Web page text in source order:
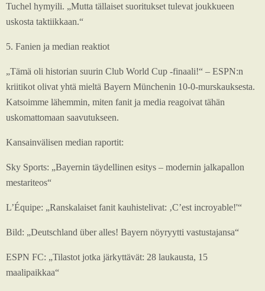
Tuchel hymyili. „Mutta tällaiset suoritukset tulevat joukkueen
uskosta taktiikkaan.“
5. Fanien ja median reaktiot
„Tämä oli historian suurin Club World Cup -finaali!“ – ESPN:n
kriitikot olivat yhtä mieltä Bayern Münchenin 10-0-murskauksesta.
Katsoimme lähemmin, miten fanit ja media reagoivat tähän
uskomattomaan saavutukseen.
Kansainvälisen median raportit:
Sky Sports: „Bayernin täydellinen esitys – modernin jalkapallon
mestariteos“
L’Équipe: „Ranskalaiset fanit kauhistelivat: ‚C’est incroyable!'“
Bild: „Deutschland über alles! Bayern nöyryytti vastustajansa“
ESPN FC: „Tilastot jotka järkyttävät: 28 laukausta, 15
maalipaikkaa“